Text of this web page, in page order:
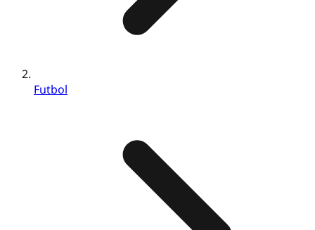
Futbol